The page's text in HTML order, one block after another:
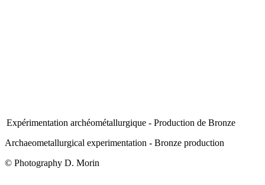
Expérimentation archéométallurgique - Production de Bronze
Archaeometallurgical experimentation - Bronze production
© Photography D. Morin